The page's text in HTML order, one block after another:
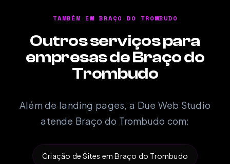
TAMBÉM EM BRAÇO DO TROMBUDO
Outros serviços para
empresas de Braço do
Trombudo
Além de landing pages, a Due Web Studio
atende Braço do Trombudo com:
Criação de Sites em Braço do Trombudo